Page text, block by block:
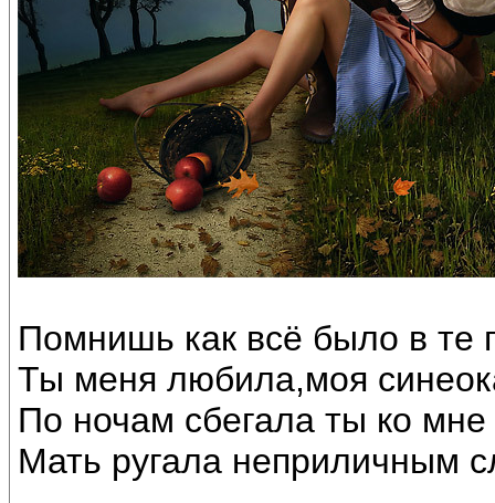
Помнишь как всё было в те
Ты меня любила,моя
По ночам сбегала ты ко
Мать ругала неприличным